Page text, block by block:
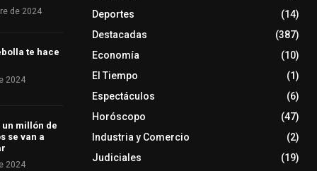
de 2024
te hace
2024
un millón de
se van a
2024
Deportes
(14)
Destacadas
(387)
Economía
(10)
El Tiempo
(1)
Espectáculos
(6)
Horóscopo
(47)
Industria y Comercio
(2)
Judiciales
(19)